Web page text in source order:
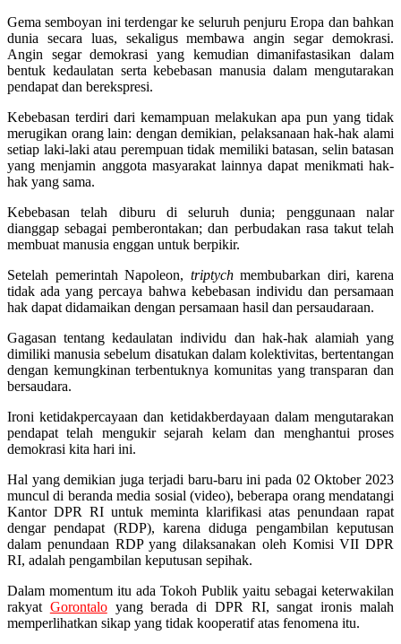
Gema semboyan ini terdengar ke seluruh penjuru Eropa dan bahkan
dunia secara luas, sekaligus membawa angin segar demokrasi.
Angin segar demokrasi yang kemudian dimanifastasikan dalam
bentuk kedaulatan serta kebebasan manusia dalam mengutarakan
pendapat dan berekspresi.
Kebebasan terdiri dari kemampuan melakukan apa pun yang tidak
merugikan orang lain: dengan demikian, pelaksanaan hak-hak alami
setiap laki-laki atau perempuan tidak memiliki batasan, selin batasan
yang menjamin anggota masyarakat lainnya dapat menikmati hak-
hak yang sama.
Kebebasan telah diburu di seluruh dunia; penggunaan nalar
dianggap sebagai pemberontakan; dan perbudakan rasa takut telah
membuat manusia enggan untuk berpikir.
Setelah pemerintah Napoleon, triptychmembubarkan diri, karena
tidak ada yang percaya bahwa kebebasan individu dan persamaan
hak dapat didamaikan dengan persamaan hasil dan persaudaraan.
Gagasan tentang kedaulatan individu dan hak-hak alamiah yang
dimiliki manusia sebelum disatukan dalam kolektivitas, bertentangan
dengan kemungkinan terbentuknya komunitas yang transparan dan
bersaudara.
Ironi ketidakpercayaan dan ketidakberdayaan dalam mengutarakan
pendapat telah mengukir sejarah kelam dan menghantui proses
demokrasi kita hari ini.
Hal yang demikian juga terjadi baru-baru ini pada 02 Oktober 2023
muncul di beranda media sosial (video), beberapa orang mendatangi
Kantor DPR RI untuk meminta klarifikasi atas penundaan rapat
dengar pendapat (RDP), karena diduga pengambilan keputusan
dalam penundaan RDP yang dilaksanakan oleh Komisi VII DPR
RI, adalah pengambilan keputusan sepihak.
Dalam momentum itu ada Tokoh Publik yaitu sebagai keterwakilan
rakyat Gorontaloyang berada di DPR RI, sangat ironis malah
memperlihatkan sikap yang tidak kooperatif atas fenomena itu.